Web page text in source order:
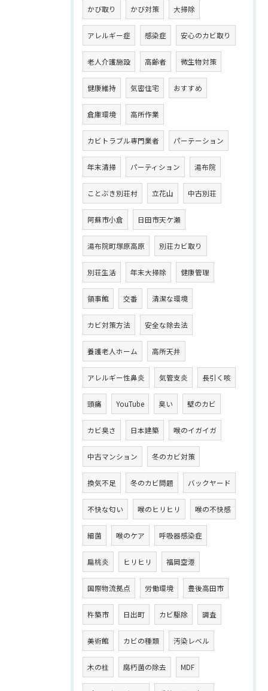
かび取り かび対策 大掃除
アレルギー症 感染症 安心のカビ取り
老人介護施設 高齢者 微生物対策
健康維持 気密住宅 おすすめ
倉庫環境 高所作業
カビトラブル専門業者 パーテーション
年末清掃 パーティション 湯布院
ことぶき別荘村 立花山 中古別荘
阿蘇市小倉 日田市天ケ瀬
湯布院町塚原高原 別荘カビ取り
別荘生活 年末大掃除 健康管理
領事館 交番 清潔な環境
カビ対策方法 安全な除去法
養護老人ホーム 高所天井
アレルギー性鼻炎 気管支炎 長引く咳
頭痛 YouTube 臭い 壁のカビ
カビ臭さ 日本建築 喉のイガイガ
中古マンション 冬のカビ対策
換気不足 冬のカビ問題 バックヤード
不快な匂い 喉のヒリヒリ 喉の不快感
細菌 喉のケア 呼吸器感染症
扁桃炎 ヒリヒリ 福岡空港
国際物流拠点 労働環境 豊後高田市
杵築市 日出町 カビ駆除 調査
美術館 カビの種類 汚染レベル
木の柱 腐朽菌の除去 MDF